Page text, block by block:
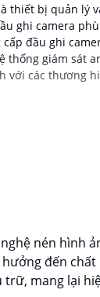
thiết bị quản lý
ghi camera
cấp đầu ghi
thống giám sát
với các thương
nghệ nén hình
đến
mang lại